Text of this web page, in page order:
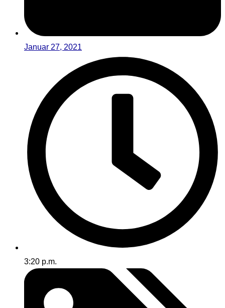
Januar 27, 2021
3:20 p.m.